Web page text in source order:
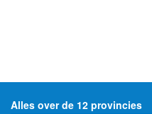
Alles over de 12 provincies